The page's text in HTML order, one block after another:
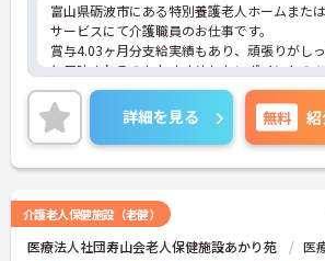
富山県砺波市にある特別養護老人ホームまた
サービスにて介護職員のお仕事です。
賞与4.03ヶ月分支給実績もあり、頑張りがし
と反映されるのもおすすめしたいポイントの
☆
ご興味ある方には、面接対策ポイントなど、さ
詳細をお話しいたしますのでお気軽にご相談
い。
詳細を見る 無料 紹
介護老人保健施設（老健）
医療法人社団寿山会老人保健施設あかり苑 医